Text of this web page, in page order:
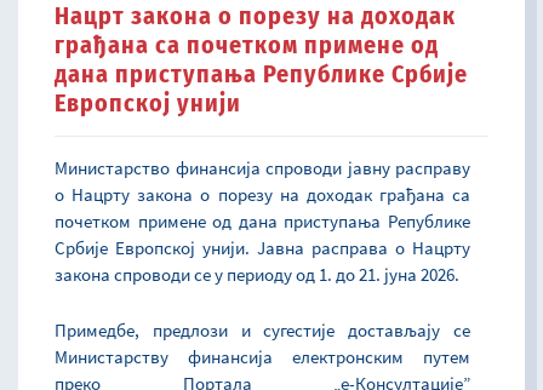
Нацрт закона о порезу на доходак
грађана са почетком примене од
дана приступања Републике Србије
Европској унији
Министарство финансија спроводи јавну расправу
о Нацрту закона о порезу на доходак грађана са
почетком примене од дана приступања Републике
Србије Европској унији. Јавна расправа о Нацрту
закона спроводи се у периоду од 1. до 21. јуна 2026.
Примедбе, предлози и сугестије достављају се
Министарству финансија електронским путем
преко Портала „е-Консултације”